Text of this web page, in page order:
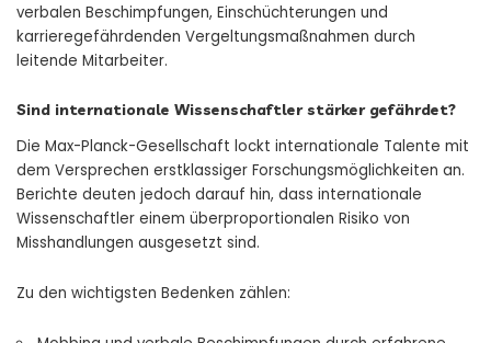
verbalen Beschimpfungen, Einschüchterungen und
karrieregefährdenden Vergeltungsmaßnahmen durch
leitende Mitarbeiter.
Sind internationale Wissenschaftler stärker gefährdet?
Die Max-Planck-Gesellschaft lockt internationale Talente mit
dem Versprechen erstklassiger Forschungsmöglichkeiten an.
Berichte deuten jedoch darauf hin, dass internationale
Wissenschaftler einem überproportionalen Risiko von
Misshandlungen ausgesetzt sind.
Zu den wichtigsten Bedenken zählen: